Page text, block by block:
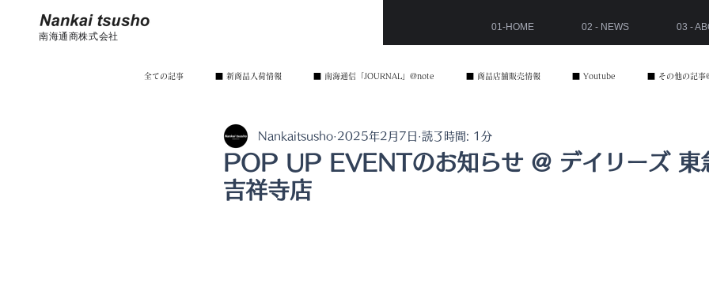
南海通商株式会社
01-HOME 02 - NEWS 03 -
全ての記事 ■ 新商品入荷情報 ■ 南海通信「JOURNAL」@note ■ 商品店舗販売情報 ■ Youtube ■ その他の記事
その他のNews
POP UP EVENTのお知らせ @ デイリーズ 東
吉祥寺店
Nankaitsusho 2025年2月7日 読了時間: 1分